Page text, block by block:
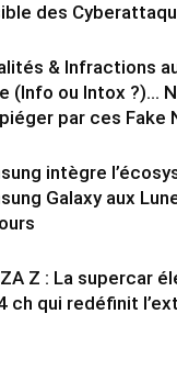
des
& Infractions
(Info ou Intox ?)…
par ces Fake
intègre
Galaxy aux
Z : La supercar
ch qui redéfinit